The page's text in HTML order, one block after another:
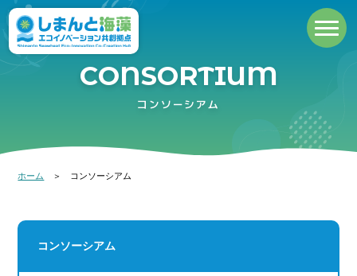
CONSORTIUM
コンソーシアム
ホーム ＞ コンソーシアム
コンソーシアム